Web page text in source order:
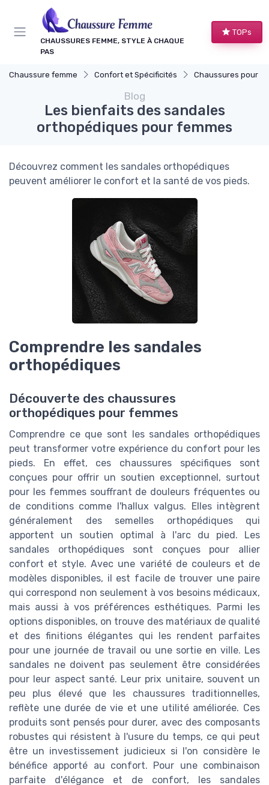
CHAUSSURES FEMME, STYLE À CHAQUE
PAS
TOPs
Chaussure femme Confort et Spécificités Chaussures pour Occasions
Blog
Les bienfaits des sandales
orthopédiques pour femmes
Découvrez comment les sandales orthopédiques
peuvent améliorer le confort et la santé de vos pieds.
Comprendre les sandales
orthopédiques
Découverte des chaussures
orthopédiques pour femmes
Comprendre ce que sont les sandales orthopédiques
peut transformer votre expérience du confort pour les
pieds. En effet, ces chaussures spécifiques sont
conçues pour offrir un soutien exceptionnel, surtout
pour les femmes souffrant de douleurs fréquentes ou
de conditions comme l'hallux valgus. Elles intègrent
généralement des semelles orthopédiques qui
apportent un soutien optimal à l'arc du pied. Les
sandales orthopédiques sont conçues pour allier
confort et style. Avec une variété de couleurs et de
modèles disponibles, il est facile de trouver une paire
qui correspond non seulement à vos besoins médicaux,
mais aussi à vos préférences esthétiques. Parmi les
options disponibles, on trouve des matériaux de qualité
et des finitions élégantes qui les rendent parfaites
pour une journée de travail ou une sortie en ville. Les
sandales ne doivent pas seulement être considérées
pour leur aspect santé. Leur prix unitaire, souvent un
peu plus élevé que les chaussures traditionnelles,
reflète une durée de vie et une utilité améliorée. Ces
produits sont pensés pour durer, avec des composants
robustes qui résistent à l'usure du temps, ce qui peut
être un investissement judicieux si l'on considère le
bénéfice apporté au confort. Pour une combinaison
parfaite d'élégance et de confort, les sandales
Panneau de gestion des cookies